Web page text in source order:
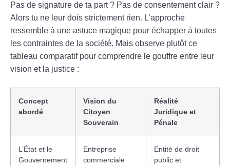
Pas de signature de ta part ? Pas de consentement clair ?
Alors tu ne leur dois strictement rien. L’approche
ressemble à une astuce magique pour échapper à toutes
les contraintes de la société. Mais observe plutôt ce
tableau comparatif pour comprendre le gouffre entre leur
vision et la justice :
Concept
abordé
Vision du
Citoyen
Souverain
Réalité
Juridique et
Pénale
L’État et le
Gouvernement
Entreprise
commerciale
Entité de droit
public et